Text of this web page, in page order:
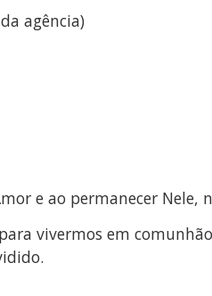
agência)
e ao permanecer Nele,
vivermos em